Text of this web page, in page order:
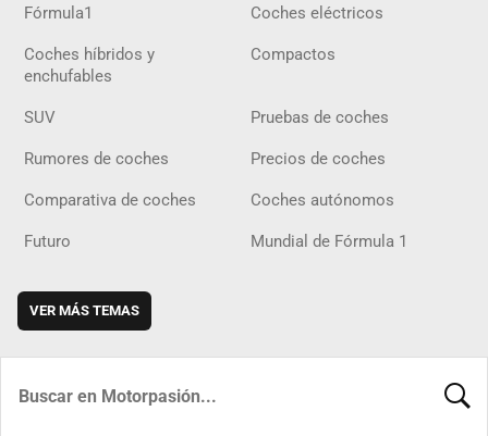
Fórmula1 Coches eléctricos
Coches híbridos y
enchufables
Compactos
SUV Pruebas de coches
Rumores de coches Precios de coches
Comparativa de coches Coches autónomos
Futuro Mundial de Fórmula 1
VER MÁS TEMAS